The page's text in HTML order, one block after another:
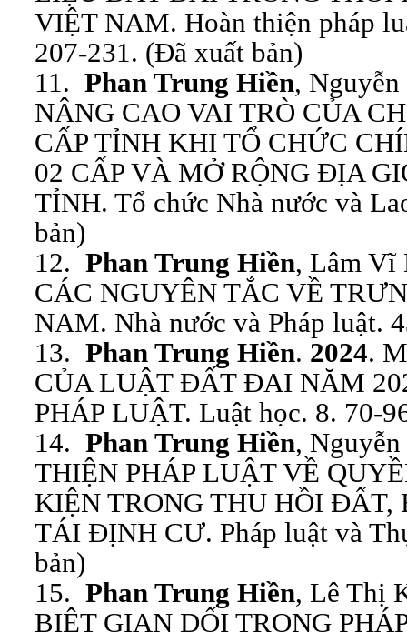
VIỆT NAM. Hoàn thiện pháp
207-231. (Đã xuất bản)
11. Phan Trung Hiền,
NÂNG CAO VAI TRÒ CỦA
CẤP TỈNH KHI TỔ CHỨC
02 CẤP VÀ MỞ RỘNG ĐỊA
TỈNH. Tổ chức Nhà nước và
bản)
12. Phan Trung Hiền, Lâm Vĩ
CÁC NGUYÊN TẮC VỀ
NAM. Nhà nước và Pháp luật.
13. Phan Trung Hiền. 2024.
CỦA LUẬT ĐẤT ĐAI NĂM
PHÁP LUẬT. Luật học. 8. 70-
14. Phan Trung Hiền,
THIỆN PHÁP LUẬT VỀ
KIỆN TRONG THU HỒI ĐẤT,
TÁI ĐỊNH CƯ. Pháp luật và
bản)
15. Phan Trung Hiền, Lê Thị
BIỆT GIAN DỐI TRONG